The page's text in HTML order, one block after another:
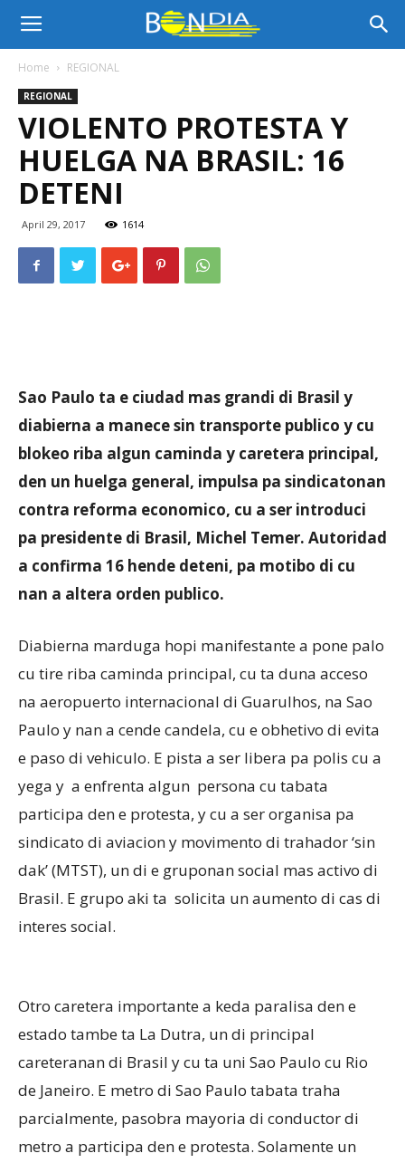
Bon
Dia
Aruba
Home REGIONAL
REGIONAL
VIOLENTO PROTESTA Y
HUELGA NA BRASIL: 16
DETENI
April 29, 2017 1614
Sao Paulo ta e ciudad mas grandi di Brasil y
diabierna a manece sin transporte publico y cu
blokeo riba algun caminda y caretera principal,
den un huelga general, impulsa pa sindicatonan
contra reforma economico, cu a ser introduci
pa presidente di Brasil, Michel Temer. Autoridad
a confirma 16 hende deteni, pa motibo di cu
nan a altera orden publico.
Diabierna marduga hopi manifestante a pone palo
cu tire riba caminda principal, cu ta duna acceso
na aeropuerto internacional di Guarulhos, na Sao
Paulo y nan a cende candela, cu e obhetivo di evita
e paso di vehiculo. E pista a ser libera pa polis cu a
yega y a enfrenta algun persona cu tabata
participa den e protesta, y cu a ser organisa pa
sindicato di aviacion y movimento di trahador ‘sin
dak’ (MTST), un di e gruponan social mas activo di
Brasil. E grupo aki ta solicita un aumento di cas di
interes social.
Otro caretera importante a keda paralisa den e
estado tambe ta La Dutra, un di principal
careteranan di Brasil y cu ta uni Sao Paulo cu Rio
de Janeiro. E metro di Sao Paulo tabata traha
parcialmente, pasobra mayoria di conductor di
metro a participa den e protesta. Solamente un